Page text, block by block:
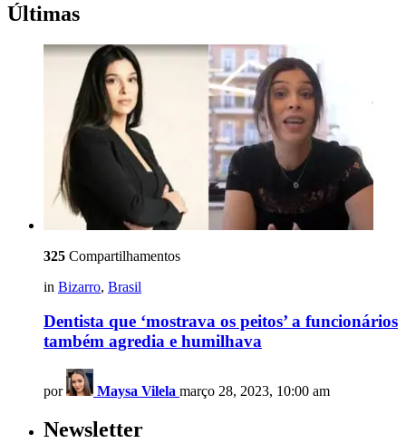
Últimas
325 Compartilhamentos
in Bizarro, Brasil
Dentista que ‘mostrava os peitos’ a funcionários
também agredia e humilhava
por Maysa Vilela março 28, 2023, 10:00 am
Newsletter